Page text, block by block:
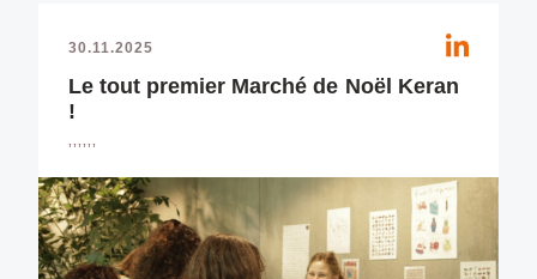
30.11.2025
Le tout premier Marché de Noël Keran
!